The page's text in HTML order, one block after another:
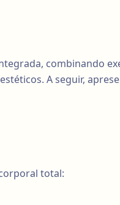
combinando
A seguir,
total: